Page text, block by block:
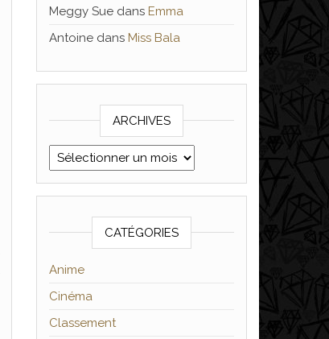
Meggy Suedans Emma
Antoinedans Miss Bala
ARCHIVES
Archives
CATÉGORIES
Anime
Cinéma
Classement